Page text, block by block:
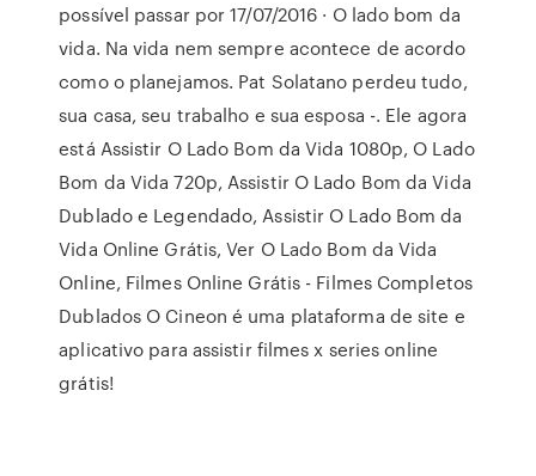
possível passar por 17/07/2016 · O lado bom da
vida. Na vida nem sempre acontece de acordo
como o planejamos. Pat Solatano perdeu tudo,
sua casa, seu trabalho e sua esposa -. Ele agora
está Assistir O Lado Bom da Vida 1080p, O Lado
Bom da Vida 720p, Assistir O Lado Bom da Vida
Dublado e Legendado, Assistir O Lado Bom da
Vida Online Grátis, Ver O Lado Bom da Vida
Online, Filmes Online Grátis - Filmes Completos
Dublados O Cineon é uma plataforma de site e
aplicativo para assistir filmes x series online
grátis!